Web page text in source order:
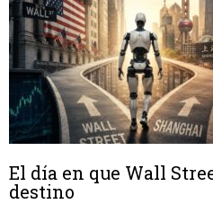
El día en que Wall
destino